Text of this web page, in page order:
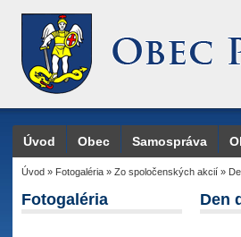
Úvod Obec Samospráva
Úvod » Fotogaléria » Zo spoločenských akcií »
Fotogaléria Den